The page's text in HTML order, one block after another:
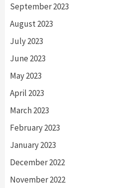
September 2023
August 2023
July 2023
June 2023
May 2023
April 2023
March 2023
February 2023
January 2023
December 2022
November 2022